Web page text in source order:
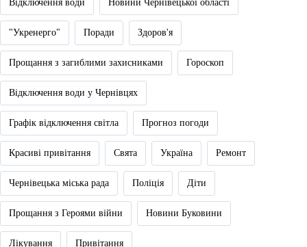
Відключення води Новини Чернівецької області
"Укренерго" Поради Здоров'я
Прощання з загиблими захисниками Гороскоп
Відключення води у Чернівцях
Графік відключення світла Прогноз погоди
Красиві привітання Свята Україна Ремонт
Чернівецька міська рада Поліція Діти
Прощання з Героями війни Новини Буковини
Лікування Привітання